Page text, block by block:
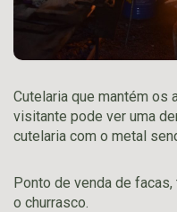
Cutelaria que mantém os
visitante pode ver uma
cutelaria com o metal
Ponto de venda de
o churrasco.